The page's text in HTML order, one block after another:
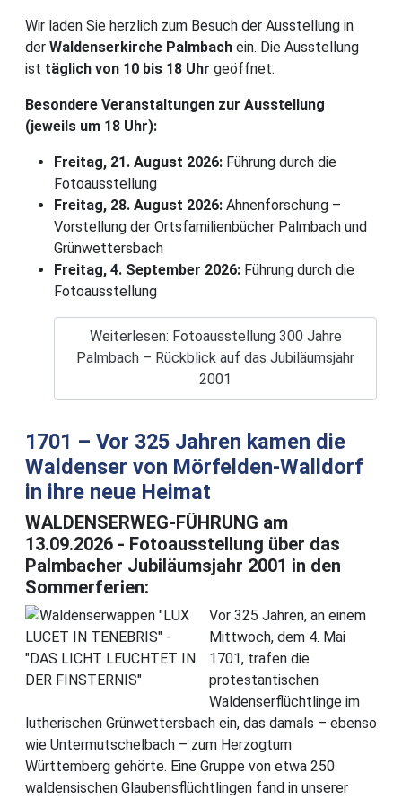
Wir laden Sie herzlich zum Besuch der Ausstellung in
der Waldenserkirche Palmbach ein. Die Ausstellung
ist täglich von 10 bis 18 Uhr geöffnet.
Besondere Veranstaltungen zur Ausstellung
(jeweils um 18 Uhr):
Freitag, 21. August 2026: Führung durch die
Fotoausstellung
Freitag, 28. August 2026: Ahnenforschung –
Vorstellung der Ortsfamilienbücher Palmbach und
Grünwettersbach
Freitag, 4. September 2026: Führung durch die
Fotoausstellung
Weiterlesen: Fotoausstellung 300 Jahre
Palmbach – Rückblick auf das Jubiläumsjahr
2001
1701 – Vor 325 Jahren kamen die
Waldenser von Mörfelden-Walldorf
in ihre neue Heimat
WALDENSERWEG-FÜHRUNG am
13.09.2026 - Fotoausstellung über das
Palmbacher Jubiläumsjahr 2001 in den
Sommerferien:
Vor 325 Jahren, an einem
Mittwoch, dem 4. Mai
1701, trafen die
protestantischen
Waldenserflüchtlinge im
lutherischen Grünwettersbach ein, das damals – ebenso
wie Untermutschelbach – zum Herzogtum
Württemberg gehörte. Eine Gruppe von etwa 250
waldensischen Glaubensflüchtlingen fand in unserer